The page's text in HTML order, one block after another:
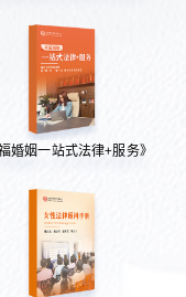
婚姻一站式法律+服务》